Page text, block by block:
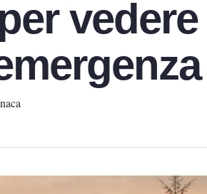
vedere